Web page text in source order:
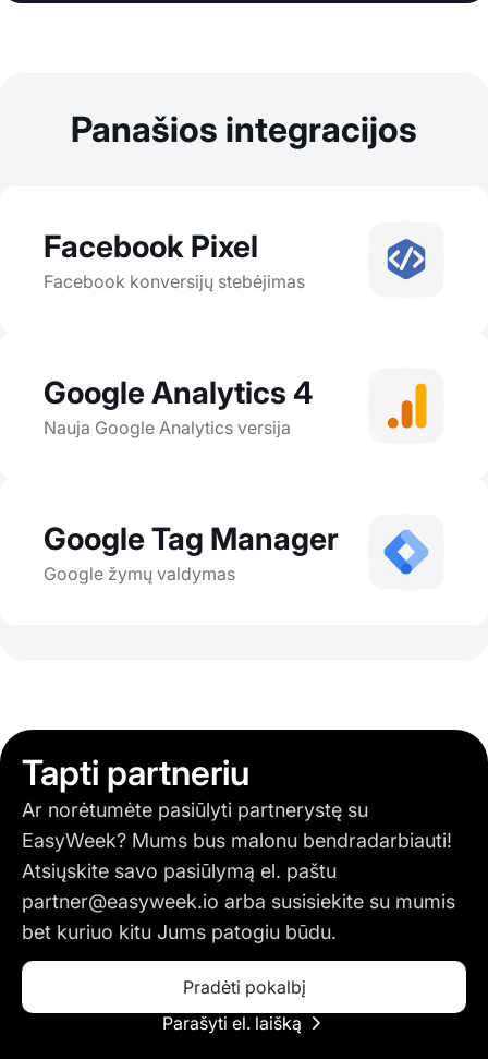
Panašios integracijos
Facebook Pixel
Facebook konversijų stebėjimas
Google Analytics 4
Nauja Google Analytics versija
Google Tag Manager
Google žymų valdymas
Tapti partneriu
Ar norėtumėte pasiūlyti partnerystę su
EasyWeek? Mums bus malonu bendradarbiauti!
Atsiųskite savo pasiūlymą el. paštu
partner@easyweek.io arba susisiekite su mumis
bet kuriuo kitu Jums patogiu būdu.
Pradėti pokalbį
Parašyti el. laišką